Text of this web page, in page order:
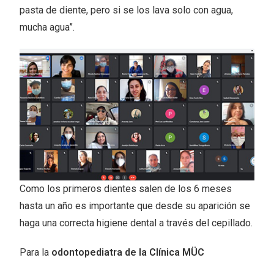
pasta de diente, pero si se los lava solo con agua,
mucha agua”.
Como los primeros dientes salen de los 6 meses
hasta un año es importante que desde su aparición se
haga una correcta higiene dental a través del cepillado.
Para la odontopediatra de la Clínica MÜC